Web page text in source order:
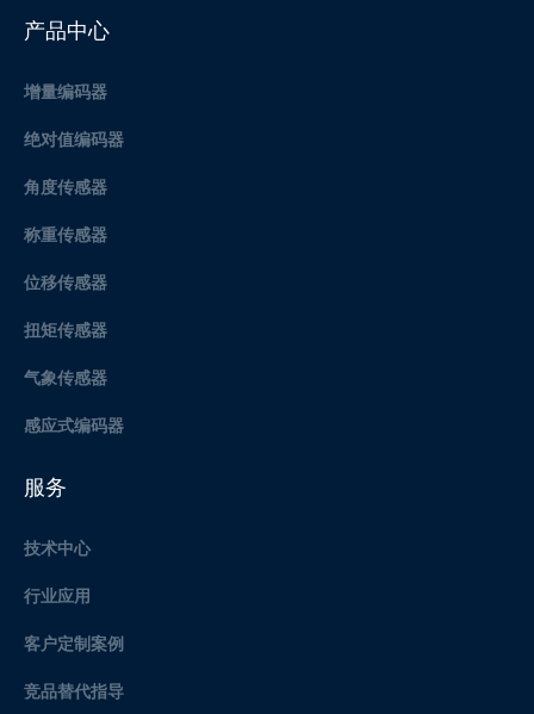
产品中心
增量编码器
绝对值编码器
角度传感器
称重传感器
位移传感器
扭矩传感器
气象传感器
感应式编码器
服务
技术中心
行业应用
客户定制案例
竞品替代指导